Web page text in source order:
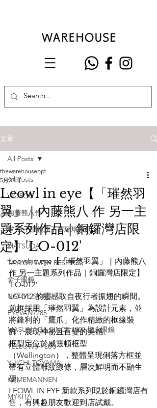
文章
All Posts
VIOROU
內藤熊八作
掌 金子眼鏡旗下賽璐珞系列
MATSUDA
TAYLOR WITH RESPECT
金子眼鏡
NATIVE SONS
EYEVAN7285
MASUNAGA SINCE 1905 增永眼鏡
YELLOWS PLUS
YUICHI TOYAMA
KAMEMANNEN
MYKITA
All Posts
Leowl in eye【「璀然羽
翼」｜內藤熊八 作 另一主
題系列作品｜銅鑼灣店限
定】'LO-012'
thewarehouseopt
5月27日
Leowl in eye【「璀然羽翼」｜內藤熊八
作 另一主題系列作品｜銅鑼灣店限定】
'LO-012'
LO-012 的靈感取自夜行者振翅的瞬間。
前框採用「璀然羽翼」為設計元素，並
將鋒利的「鷹爪」化作精緻的框緣裝
飾，展現神祕且百變的美感。
框型定位於威靈頓框型
（Wellington），整體呈現俐落方框並
帶有立體雕紋線條，層次鮮明而不顯生
硬。
LEOWL IN EYE 新款系列現於銅鑼灣店有
售，有興趣朋友歡迎到店試戴。